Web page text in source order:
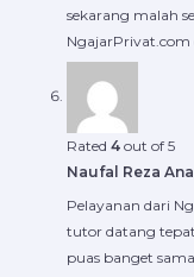
sekarang malah
Rated 4 out of 5
Naufal Reza
Pelayanan dari
tutor datang
puas banget